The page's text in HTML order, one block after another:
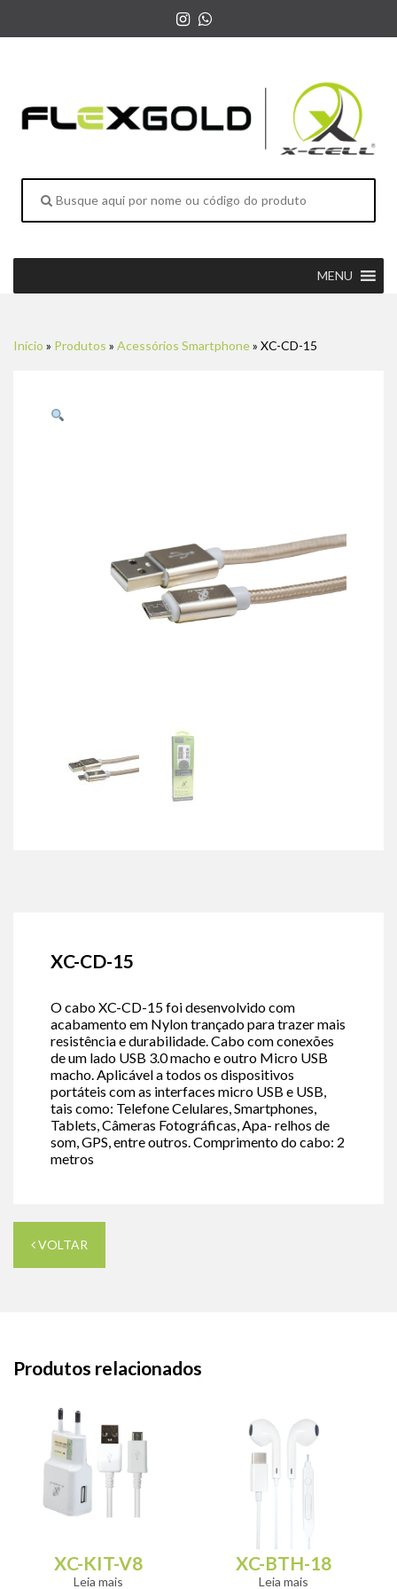
MENU
Início » Produtos » Acessórios Smartphone» XC-CD-15
XC-CD-15
O cabo XC-CD-15 foi desenvolvido com
acabamento em Nylon trançado para trazer mais
resistência e durabilidade. Cabo com conexões
de um lado USB 3.0 macho e outro Micro USB
macho. Aplicável a todos os dispositivos
portáteis com as interfaces micro USB e USB,
tais como: Telefone Celulares, Smartphones,
Tablets, Câmeras Fotográficas, Apa- relhos de
som, GPS, entre outros. Comprimento do cabo: 2
metros
VOLTAR
Produtos relacionados
XC-KIT-V8
Leia mais
XC-BTH-18
Leia mais